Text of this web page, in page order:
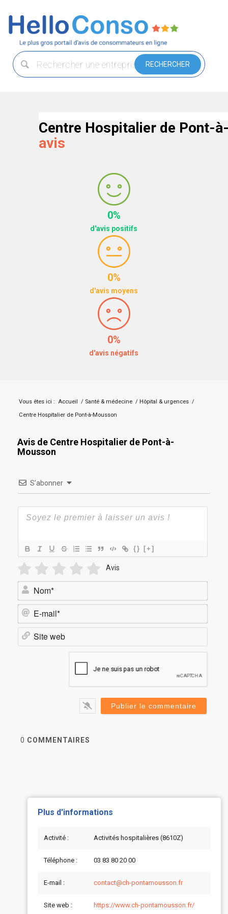
Centre Hospitalier de Pont-
avis
0%
d'avis positifs
0%
d'avis moyens
0%
d'avis négatifs
Vous êtes ici : Accueil / Santé & médecine / Hôpital & urgences /
Centre Hospitalier de Pont-à-Mousson
Avis de Centre Hospitalier de Pont-à-
Mousson
S’abonner
{} [+]
Avis
Nom*
E-
0 COMMENTAIRES
Plus d'informations
Activité : Activités hospitalières (8610Z)
Téléphone : 03 83 80 20 00
E-mail : contact@ch-pontamousson.fr
Site web : https://www.ch-pontamousson.fr/